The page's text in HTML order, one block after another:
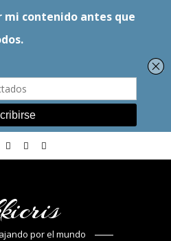
por el mundo